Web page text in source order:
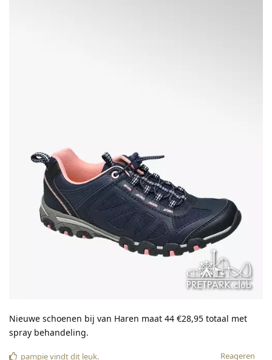
Nieuwe schoenen bij van Haren maat 44 €28,95 totaal met
spray behandeling.
Reageren
pampievindt dit leuk.